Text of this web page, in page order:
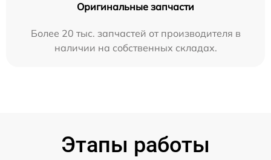
Оригинальные запчасти
Более 20 тыс. запчастей от производителя в
наличии на собственных складах.
Этапы работы